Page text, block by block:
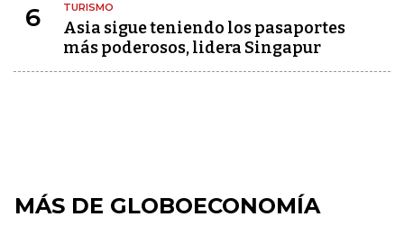
6 TURISMO
Asia sigue teniendo los pasaportes
más poderosos, lidera Singapur
MÁS DE GLOBOECONOMÍA